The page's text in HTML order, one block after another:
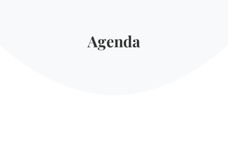
Agenda